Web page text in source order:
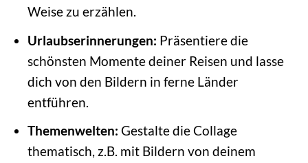
Weise zu erzählen.
Urlaubserinnerungen: Präsentiere die
schönsten Momente deiner Reisen und lasse
dich von den Bildern in ferne Länder
entführen.
Themenwelten: Gestalte die Collage
thematisch, z.B. mit Bildern von deinem